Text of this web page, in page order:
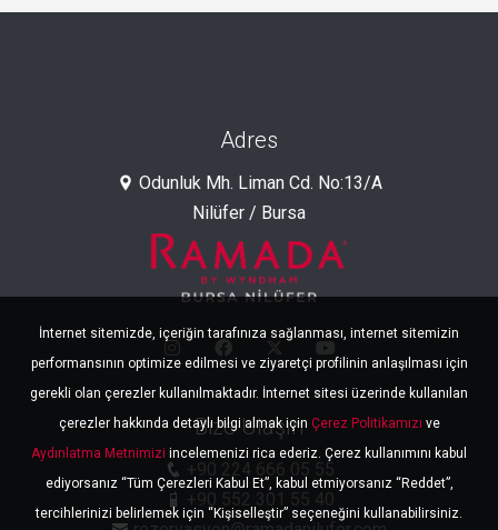
Adres
Odunluk Mh. Liman Cd. No:13/A
Nilüfer / Bursa
Bize Ulaşın
+90 224 666 05 55
+90 552 301 55 40
İnternet sitemizde, içeriğin tarafınıza sağlanması, internet sitemizin
performansının optimize edilmesi ve ziyaretçi profilinin anlaşılması için
gerekli olan çerezler kullanılmaktadır. İnternet sitesi üzerinde kullanılan
çerezler hakkında detaylı bilgi almak için Çerez Politikamızı ve
Aydınlatma Metnimizi incelemenizi rica ederiz. Çerez kullanımını kabul
ediyorsanız “Tüm Çerezleri Kabul Et”, kabul etmiyorsanız “Reddet”,
tercihlerinizi belirlemek için “Kişiselleştir” seçeneğini kullanabilirsiniz.